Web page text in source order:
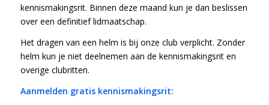
kennismakingsrit. Binnen deze maand kun je dan beslissen
over een definitief lidmaatschap.
Het dragen van een helm is bij onze club verplicht. Zonder
helm kun je niet deelnemen aan de kennismakingsrit en
overige clubritten.
Aanmelden gratis kennismakingsrit: